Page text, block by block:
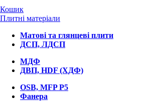
Кошик
Плитні матеріали
Матові та глянцеві плити
ДСП, ЛДСП
МДФ
ДВП, HDF (ХДФ)
OSB, MFP P5
Фанера